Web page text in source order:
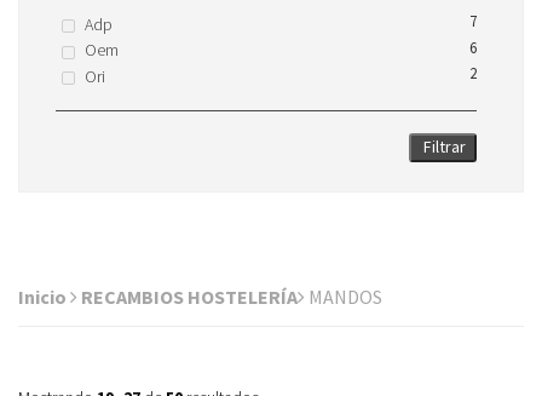
Adp
7
Oem 6
Ori 2
Filtrar
Inicio RECAMBIOS HOSTELERÍA MANDOS